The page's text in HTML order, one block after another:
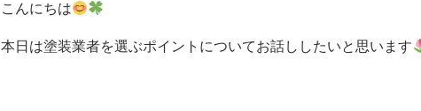
こんにちは
本日は塗装業者を選ぶポイントについてお話ししたいと思います